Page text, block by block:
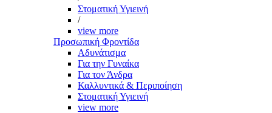
Στοματική Υγιεινή
/
view more
Προσωπική Φροντίδα
Αδυνάτισμα
Για την Γυναίκα
Για τον Άνδρα
Καλλυντικά & Περιποίηση
Στοματική Υγιεινή
view more